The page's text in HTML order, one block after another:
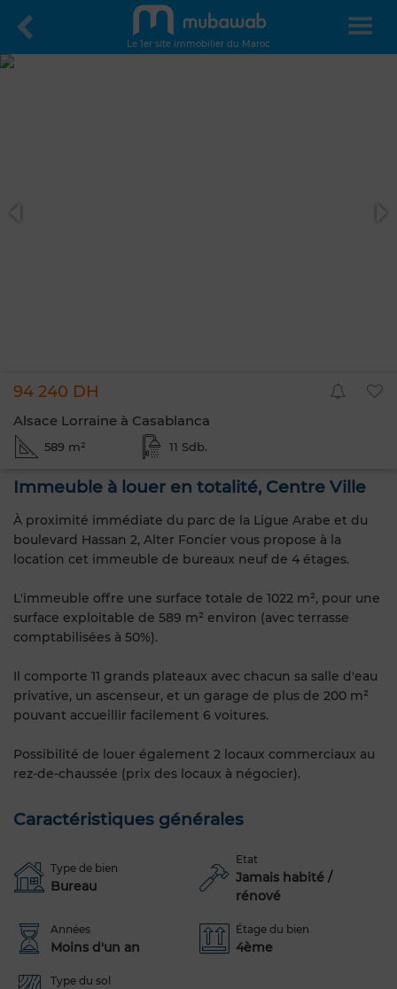
Le 1er site immobilier du Maroc
94 240 DH
Alsace Lorraine à Casablanca
589 m² 11 Sdb.
Immeuble à louer en totalité, Centre Ville
À proximité immédiate du parc de la Ligue Arabe et du
boulevard Hassan 2, Alter Foncier vous propose à la
location cet immeuble de bureaux neuf de 4 étages.
L'immeuble offre une surface totale de 1022 m², pour une
surface exploitable de 589 m² environ (avec terrasse
comptabilisées à 50%).
Il comporte 11 grands plateaux avec chacun sa salle d'eau
privative, un ascenseur, et un garage de plus de 200 m²
pouvant accueillir facilement 6 voitures.
Possibilité de louer également 2 locaux commerciaux au
rez-de-chaussée (prix des locaux à négocier).
Caractéristiques générales
Type de bien
Bureau
Etat
Jamais habité /
rénové
Années
Moins d'un an
Étage du bien
4ème
Type du sol